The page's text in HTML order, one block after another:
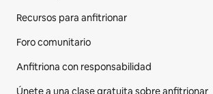
Recursos para anfitrionar
Foro comunitario
Anfitriona con responsabilidad
Únete a una clase gratuita sobre anfitrionar